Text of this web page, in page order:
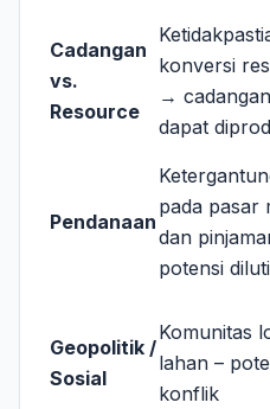
Cadangan
vs.
Resource
konversi
→
dapat
Pendanaan
pada pasar
dan
potensi
Geopolitik /
Sosial
Komunitas
lahan –
konflik